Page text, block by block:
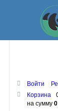
Войти
Корзина
на сумму